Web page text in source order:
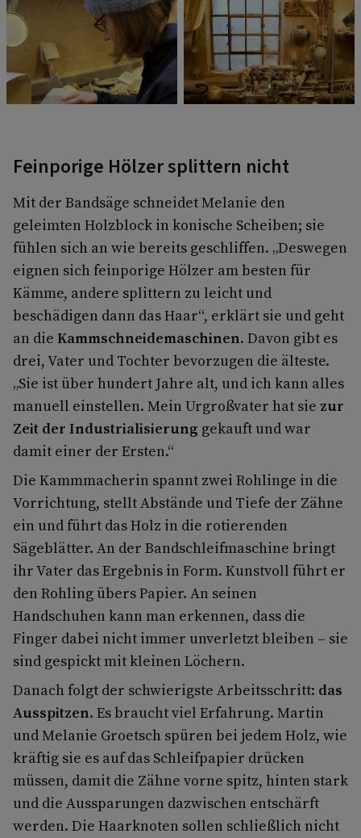
Feinporige Hölzer splittern nicht
Mit der Bandsäge schneidet Melanie den
geleimten Holzblock in konische Scheiben; sie
fühlen sich an wie bereits geschliffen. „Deswegen
eignen sich feinporige Hölzer am besten für
Kämme, andere splittern zu leicht und
beschädigen dann das Haar“, erklärt sie und geht
an die Kammschneidemaschinen. Davon gibt es
drei, Vater und Tochter bevorzugen die älteste.
„Sie ist über hundert Jahre alt, und ich kann alles
manuell einstellen. Mein Urgroßvater hat sie zur
Zeit der Industrialisierung gekauft und war
damit einer der Ersten.“
Die Kammmacherin spannt zwei Rohlinge in die
Vorrichtung, stellt Abstände und Tiefe der Zähne
ein und führt das Holz in die rotierenden
Sägeblätter. An der Bandschleifmaschine bringt
ihr Vater das Ergebnis in Form. Kunstvoll führt er
den Rohling übers Papier. An seinen
Handschuhen kann man erkennen, dass die
Finger dabei nicht immer unverletzt bleiben – sie
sind gespickt mit kleinen Löchern.
Danach folgt der schwierigste Arbeitsschritt: das
Ausspitzen. Es braucht viel Erfahrung. Martin
und Melanie Groetsch spüren bei jedem Holz, wie
kräftig sie es auf das Schleifpapier drücken
müssen, damit die Zähne vorne spitz, hinten stark
und die Aussparungen dazwischen entschärft
werden. Die Haarknoten sollen schließlich nicht